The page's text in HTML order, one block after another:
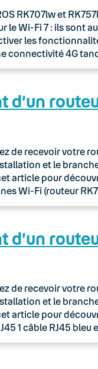
RK707lw et
le Wi-Fi 7 : ils sont
les
connectivité 4G
d’un
de recevoir votre
et le
article pour
Wi-Fi (routeur
d’un
de recevoir votre
et le
article pour
1 câble RJ45 bleu